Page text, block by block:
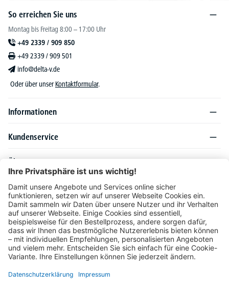
So erreichen Sie uns
Montag bis Freitag 8:00 – 17:00 Uhr
+49 2339 / 909 850
+49 2339 / 909 501
info@delta-v.de
Oder über unser Kontaktformular.
Informationen
Kundenservice
Über DELTA-V
Produktsortiment
Ratgeber
Folgen Sie uns auch auf
Unser Angebot richtet sich ausschließlich an Industrie, Handel, Gewerbe und